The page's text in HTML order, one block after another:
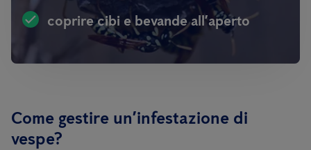
coprire cibi e bevande all’aperto
Come gestire un’infestazione di
vespe?